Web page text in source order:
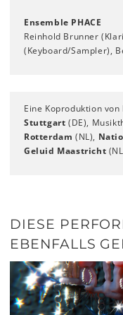
Ensemble PHACE
Reinhold Brunner
(Keyboard/Sampler),
Eine Koproduktion von
Stuttgart (DE),
Rotterdam (NL),
Geluid Maastricht
DIESE
EBENFALLS